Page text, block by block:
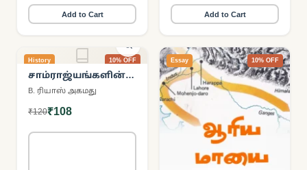
Add to Cart Add to Cart
History 10% OFF
சாம்ராஜ்யங்களின்
புதைகுழி
B. ரியாஸ் அகமது
₹120₹108
Essay 10% OFF